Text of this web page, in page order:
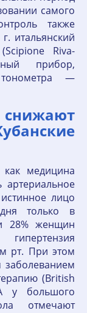
самого
также
итальянский
Riva-
прибор,
тонометра —
медицина
артериальное
лицо
только в
28% женщин
гипертензия
рт. При этом
(British
у большого
отмечают